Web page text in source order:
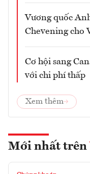
Vương quốc
Chevening cho
Cơ hội sang
với chi phí thấp
Xem thêm
Mới nhất trên